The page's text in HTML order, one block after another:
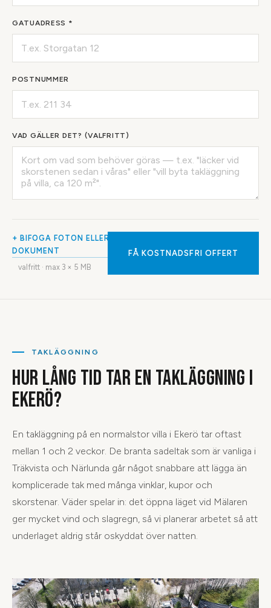
GATUADRESS *
POSTNUMMER
VAD GÄLLER DET? (VALFRITT)
+ BIFOGA FOTON ELLER
DOKUMENT
valfritt · max 3 × 5 MB
FÅ KOSTNADSFRI OFFERT
TAKLÄGGNING
HUR LÅNG TID TAR EN TAKLÄGGNING I
EKERÖ?
En takläggning på en normalstor villa i Ekerö tar oftast
mellan 1 och 2 veckor. De branta sadeltak som är vanliga i
Träkvista och Närlunda går något snabbare att lägga än
komplicerade tak med många vinklar, kupor och
skorstenar. Väder spelar in: det öppna läget vid Mälaren
ger mycket vind och slagregn, så vi planerar arbetet så att
underlaget aldrig står oskyddat över natten.